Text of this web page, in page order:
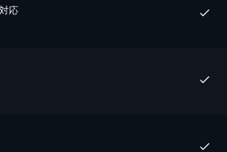
応